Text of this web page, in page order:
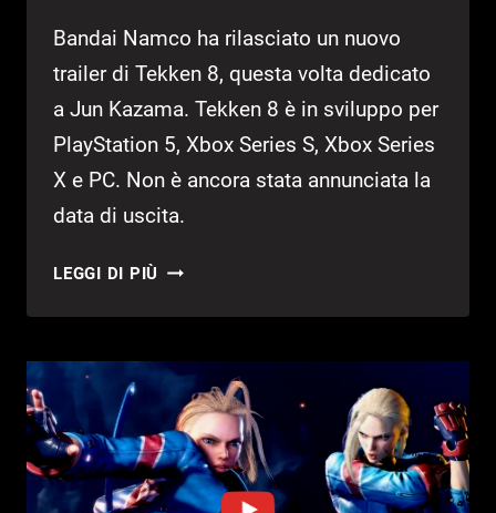
Bandai Namco ha rilasciato un nuovo
trailer di Tekken 8, questa volta dedicato
a Jun Kazama. Tekken 8 è in sviluppo per
PlayStation 5, Xbox Series S, Xbox Series
X e PC. Non è ancora stata annunciata la
data di uscita.
LEGGI DI PIÙ TEKKEN
TRAILER
JUN
KAZAMA